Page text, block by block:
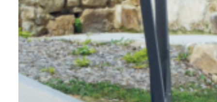
Ainsi, certains éléments naturels et
environnementaux nécessitent d’avoir
des éléments extrêmement résistants.
Typiquement, il s’agit des
environnements marins, ou
montagnards. Dès lors, afin de garantir
des équipements à l’esthétique intact,